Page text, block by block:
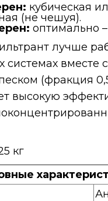
кубическая
(не чешуя).
оптимально
лучше
системах вместе с
(фракция
высокую
кг